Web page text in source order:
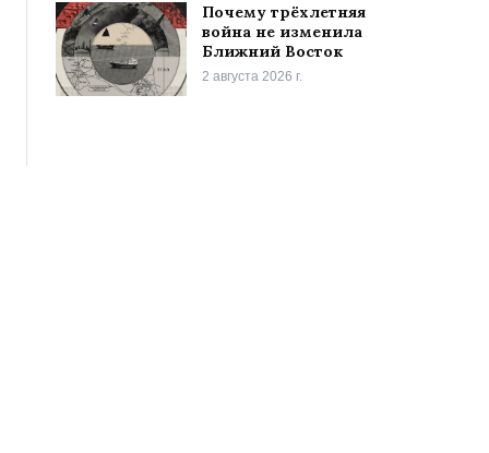
Почему трёхлетняя
война не изменила
Ближний Восток
2 августа 2026 г.